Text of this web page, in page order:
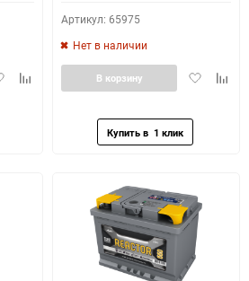
Добавить
Артикул: 65975
Нет в наличии
Добавить
В корзину